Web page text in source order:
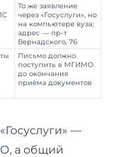
То же заявление
через «Госуслуги», но
на компьютере вуза;
адрес — пр-т
Вернадского, 76
Письмо должно
поступить в МГИМО
до окончания
приёма документов
—
а общий